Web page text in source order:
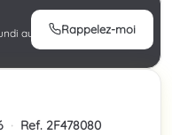
au
Rappelez-moi
· Ref. 2F478080